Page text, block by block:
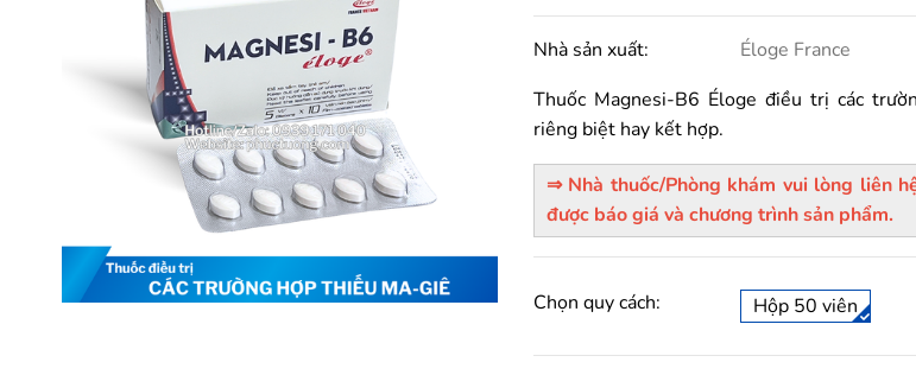
Nhà sản xuất:
Éloge France
Thuốc Magnesi-B6 Éloge điều trị các
riêng biệt hay kết hợp.
⇒ Nhà thuốc/Phòng khám vui lòng liên
được báo giá và chương trình sản phẩm.
Chọn quy cách: Hộp 50 viên